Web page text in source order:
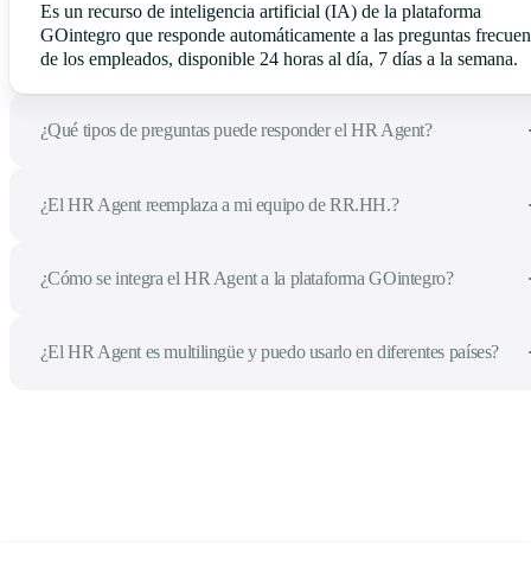
Es un recurso de inteligencia artificial (IA) de la plataforma
GOintegro que responde automáticamente a las preguntas
de los empleados, disponible 24 horas al día, 7 días a la semana.
¿Qué tipos de preguntas puede responder el HR Agent?
¿El HR Agent reemplaza a mi equipo de RR.HH.?
¿Cómo se integra el HR Agent a la plataforma GOintegro?
¿El HR Agent es multilingüe y puedo usarlo en diferentes países?